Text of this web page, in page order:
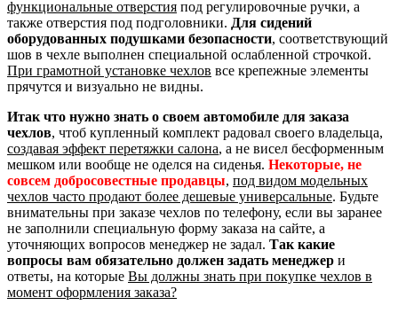
функциональные отверстия под регулировочные ручки, а
также отверстия под подголовники. Для сидений
оборудованных подушками безопасности, соответствующий
шов в чехле выполнен специальной ослабленной строчкой.
При грамотной установке чехлов все крепежные элементы
прячутся и визуально не видны.
Итак что нужно знать о своем автомобиле для заказа
чехлов, чтоб купленный комплект радовал своего владельца,
создавая эффект перетяжки салона, а не висел бесформенным
мешком или вообще не оделся на сиденья. Некоторые, не
совсем добросовестные продавцы, под видом модельных
чехлов часто продают более дешевые универсальные. Будьте
внимательны при заказе чехлов по телефону, если вы заранее
не заполнили специальную форму заказа на сайте, а
уточняющих вопросов менеджер не задал. Так какие
вопросы вам обязательно должен задать менеджер и
ответы, на которые Вы должны знать при покупке чехлов в
момент оформления заказа?